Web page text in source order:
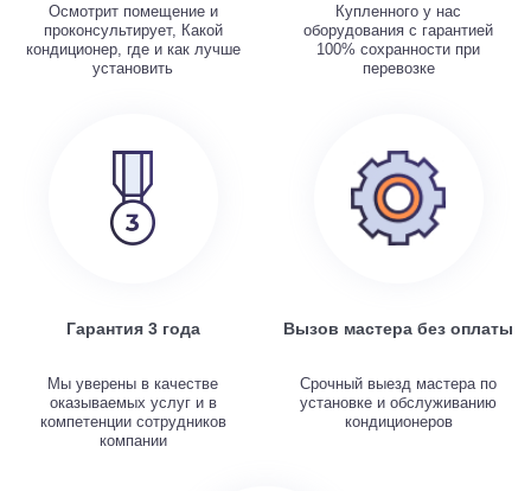
Осмотрит помещение и
проконсультирует, Какой
кондиционер, где и как лучше
установить
Купленного у нас
оборудования с гарантией
100% сохранности при
перевозке
Гарантия 3 года
Мы уверены в качестве
оказываемых услуг и в
компетенции сотрудников
компании
Вызов мастера без оплаты
Срочный выезд мастера по
установке и обслуживанию
кондиционеров